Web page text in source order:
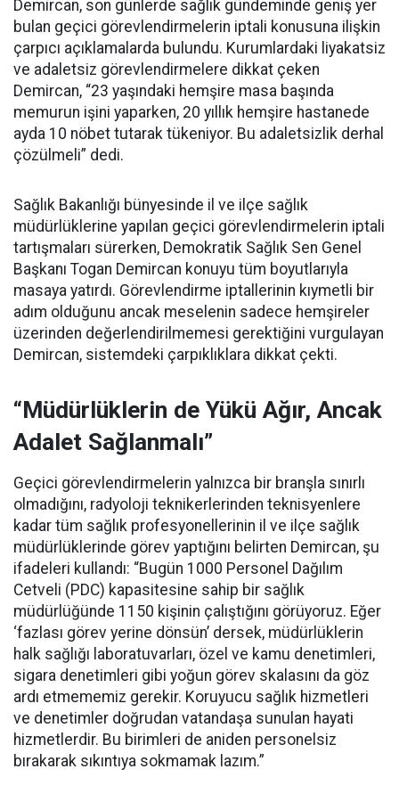
Demircan, son günlerde sağlık gündeminde geniş yer
bulan geçici görevlendirmelerin iptali konusuna ilişkin
çarpıcı açıklamalarda bulundu. Kurumlardaki liyakatsiz
ve adaletsiz görevlendirmelere dikkat çeken
Demircan, “23 yaşındaki hemşire masa başında
memurun işini yaparken, 20 yıllık hemşire hastanede
ayda 10 nöbet tutarak tükeniyor. Bu adaletsizlik derhal
çözülmeli” dedi.
Sağlık Bakanlığı bünyesinde il ve ilçe sağlık
müdürlüklerine yapılan geçici görevlendirmelerin iptali
tartışmaları sürerken, Demokratik Sağlık Sen Genel
Başkanı Togan Demircan konuyu tüm boyutlarıyla
masaya yatırdı. Görevlendirme iptallerinin kıymetli bir
adım olduğunu ancak meselenin sadece hemşireler
üzerinden değerlendirilmemesi gerektiğini vurgulayan
Demircan, sistemdeki çarpıklıklara dikkat çekti.
“Müdürlüklerin de Yükü Ağır, Ancak
Adalet Sağlanmalı”
Geçici görevlendirmelerin yalnızca bir branşla sınırlı
olmadığını, radyoloji teknikerlerinden teknisyenlere
kadar tüm sağlık profesyonellerinin il ve ilçe sağlık
müdürlüklerinde görev yaptığını belirten Demircan, şu
ifadeleri kullandı: “Bugün 1000 Personel Dağılım
Cetveli (PDC) kapasitesine sahip bir sağlık
müdürlüğünde 1150 kişinin çalıştığını görüyoruz. Eğer
‘fazlası görev yerine dönsün’ dersek, müdürlüklerin
halk sağlığı laboratuvarları, özel ve kamu denetimleri,
sigara denetimleri gibi yoğun görev skalasını da göz
ardı etmememiz gerekir. Koruyucu sağlık hizmetleri
ve denetimler doğrudan vatandaşa sunulan hayati
hizmetlerdir. Bu birimleri de aniden personelsiz
bırakarak sıkıntıya sokmamak lazım.”